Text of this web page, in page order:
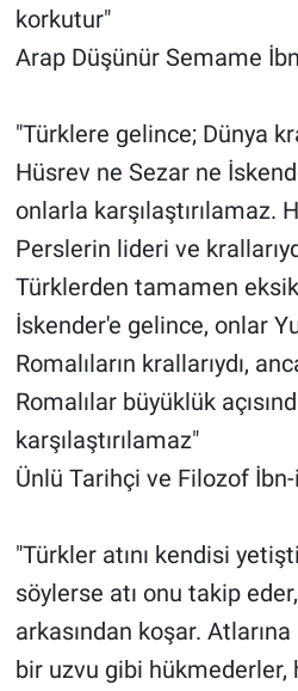
korkutur"
Arap Düşünür Semame
"Türklere gelince; Dünya
Hüsrev ne Sezar ne
onlarla karşılaştırılamaz.
Perslerin lideri ve
Türklerden tamamen
İskender'e gelince, onlar
Romalıların krallarıydı,
Romalılar büyüklük
karşılaştırılamaz"
Ünlü Tarihçi ve Filozof
"Türkler atını kendisi
söylerse atı onu takip
arkasından koşar.
bir uzvu gibi hükmederler,